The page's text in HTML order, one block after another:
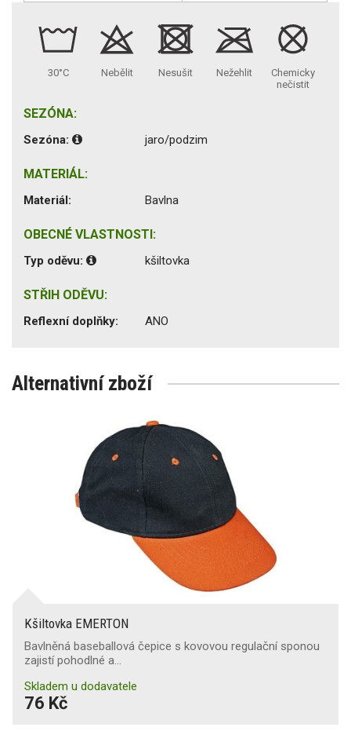
30°C Nebělit Nesušit Nežehlit
Chemicky
nečistit
SEZÓNA:
Sezóna: jaro/podzim
MATERIÁL:
Materiál: Bavlna
OBECNÉ VLASTNOSTI:
Typ oděvu: kšiltovka
STŘIH ODĚVU:
Reflexní doplňky: ANO
Alternativní zboží
Kšiltovka EMERTON
Bavlněná baseballová čepice s kovovou regulační sponou
zajistí pohodlné a…
Skladem u dodavatele
76 Kč